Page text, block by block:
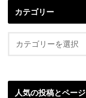
カテゴリー
人気の投稿とページ